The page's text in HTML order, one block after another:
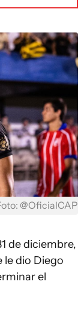
@OficialCAP
de diciembre,
le dio Diego
el